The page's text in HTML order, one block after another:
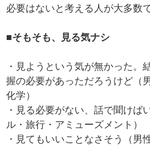
必要はないと考える人が大多数
■そもそも、見る気ナシ
・見ようという気が無かった。
握の必要があっただろうけど（
化学）
・見る必要がない、話で聞けば
ル・旅行・アミューズメント）
・見てもいいことなさそう（男